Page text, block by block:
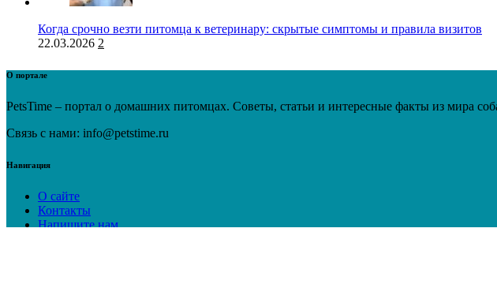
Когда срочно везти питомца к ветеринару: скрытые симптомы и правила визитов
22.03.2026 2
О портале
PetsTime – портал о домашних питомцах. Советы, статьи и интересные факты из мира
Связь с нами: info@petstime.ru
Навигация
О сайте
Контакты
Напишите нам